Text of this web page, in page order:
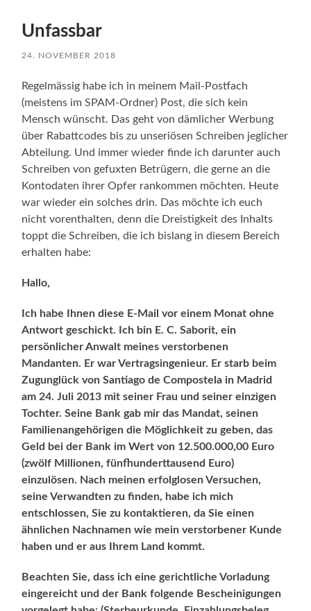
Unfassbar
24. NOVEMBER 2018
Regelmässig habe ich in meinem Mail-Postfach
(meistens im SPAM-Ordner) Post, die sich kein
Mensch wünscht. Das geht von dämlicher Werbung
über Rabattcodes bis zu unseriösen Schreiben jeglicher
Abteilung. Und immer wieder finde ich darunter auch
Schreiben von gefuxten Betrügern, die gerne an die
Kontodaten ihrer Opfer rankommen möchten. Heute
war wieder ein solches drin. Das möchte ich euch
nicht vorenthalten, denn die Dreistigkeit des Inhalts
toppt die Schreiben, die ich bislang in diesem Bereich
erhalten habe:
Hallo,
Ich habe Ihnen diese E-Mail vor einem Monat ohne
Antwort geschickt. Ich bin E. C. Saborit, ein
persönlicher Anwalt meines verstorbenen
Mandanten. Er war Vertragsingenieur. Er starb beim
Zugunglück von Santiago de Compostela in Madrid
am 24. Juli 2013 mit seiner Frau und seiner einzigen
Tochter. Seine Bank gab mir das Mandat, seinen
Familienangehörigen die Möglichkeit zu geben, das
Geld bei der Bank im Wert von 12.500.000,00 Euro
(zwölf Millionen, fünfhunderttausend Euro)
einzulösen. Nach meinen erfolglosen Versuchen,
seine Verwandten zu finden, habe ich mich
entschlossen, Sie zu kontaktieren, da Sie einen
ähnlichen Nachnamen wie mein verstorbener Kunde
haben und er aus Ihrem Land kommt.
Beachten Sie, dass ich eine gerichtliche Vorladung
eingereicht und der Bank folgende Bescheinigungen